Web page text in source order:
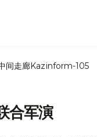
间走廊Kazinform-105
合军演